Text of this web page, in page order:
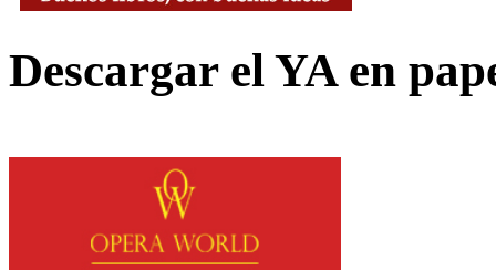
Descargar el YA en